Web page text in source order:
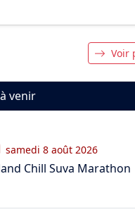
Voir
venir
samedi 8 août 2026
Chill Suva Marathon